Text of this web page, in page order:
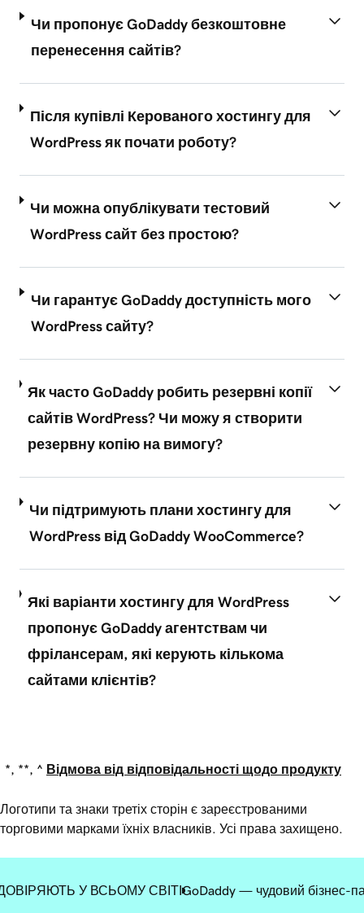
Чи пропонує GoDaddy безкоштовне
перенесення сайтів?
Після купівлі Керованого хостингу для
WordPress як почати роботу?
Чи можна опублікувати тестовий
WordPress сайт без простою?
Чи гарантує GoDaddy доступність мого
WordPress сайту?
Як часто GoDaddy робить резервні копії
сайтів WordPress? Чи можу я створити
резервну копію на вимогу?
Чи підтримують плани хостингу для
WordPress від GoDaddy WooCommerce?
Які варіанти хостингу для WordPress
пропонує GoDaddy агентствам чи
фрілансерам, які керують кількома
сайтами клієнтів?
*, **, ^ Відмова від відповідальності щодо продукту
Логотипи та знаки третіх сторін є зареєстрованими
торговими марками їхніх власників. Усі права захищено.
У ВСЬОМУ СВІТІ GoDaddy — чудовий бізнес-